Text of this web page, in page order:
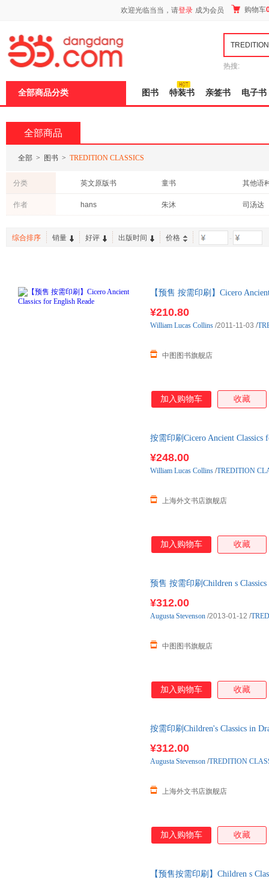
欢迎光临当当，请登录 成为会员 购物车
热搜:
全部商品分类 图书 特装书 亲签书 电子书
全部商品
全部 > 图书 > TREDITION CLASSICS
分类 英文原版书 童书 其他语
作者 hans 朱沐 司汤达
综合排序 销量 好评 出版时间 价格 -
【预售 按需印刷】Cicero
¥210.80
中图图书旗舰店
William Lucas Collins /2011-11-03 /
加入购物车 收藏
按需印刷Cicero Ancient
¥248.00
上海外文书店旗舰店
William Lucas Collins /TREDITION
加入购物车 收藏
预售 按需印刷Children s
¥312.00
中图图书旗舰店
Augusta Stevenson /2013-01-12 /
加入购物车 收藏
按需印刷Children's Classics in
¥312.00
上海外文书店旗舰店
Augusta Stevenson /TREDITION
加入购物车 收藏
【预售按需印刷】Children s
页
加